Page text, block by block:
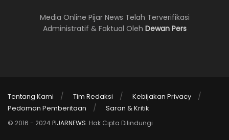
Media Online Pijar News Telah Terverifikasi
Administratif & Faktual Oleh Dewan Pers
Tentang Kami Tim Redaksi
Kebijakan Privacy
Pedoman Pemberitaan
Saran & Kritik
© 2016 - 2024PIJARNEWS. Hak Cipta Dilindungi